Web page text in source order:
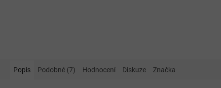
Popis Podobné (7) Hodnocení Diskuze Značka